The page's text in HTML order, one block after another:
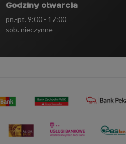
Godziny otwarcia
pn.-pt. 9:00 - 17:00
sob. nieczynne